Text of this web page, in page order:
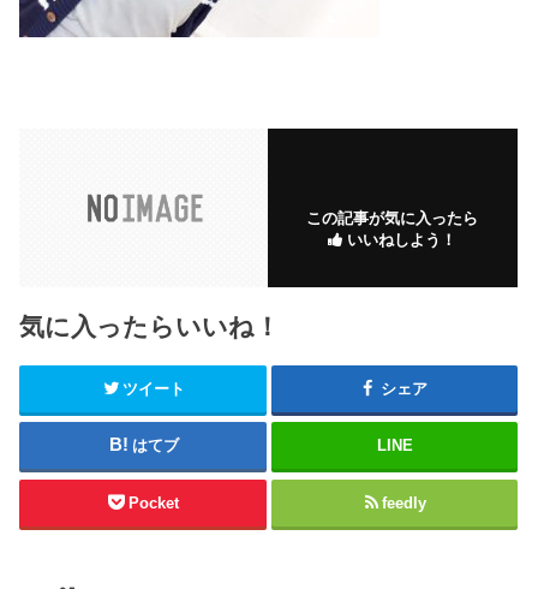
この記事が気に入ったら
いいねしよう！
気に入ったらいいね！
ツイート シェア
はてブ LINE
Pocket feedly